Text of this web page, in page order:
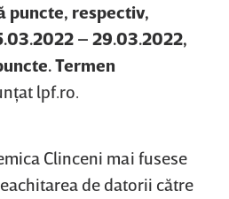
puncte, respectiv,
– 29.03.2022,
Termen
lpf.ro.
Clinceni mai fusese
de datorii către